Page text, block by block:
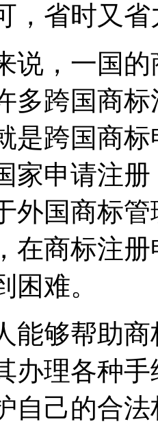
，省时又省
说，一国
多跨国商
是跨国商
家申请注
外国商标
在商标注
困难。
能够帮助
办理各种
自己的合